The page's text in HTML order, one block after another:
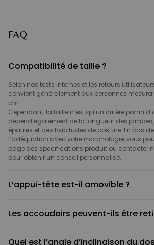
FAQ
Compatibilité de taille ?
Selon nos tests internes et les retours
convient généralement aux personnes
cm.
Cependant, la taille n’est qu’un critère parmi
dépend également de la longueur des
épaules et des habitudes de posture. En cas
l’adéquation avec votre morphologie, vous
page des spécifications produit ou contacter
pour obtenir un conseil personnalisé.
L’appui-tête est-il amovible ?
L’appui-tête adopte une conception modulaire
Si vous préférez un design plus épuré ou si vous
Les accoudoirs peuvent-ils être
Le piètement est également équipé de trous
Quel est l’angle d’inclinaison du